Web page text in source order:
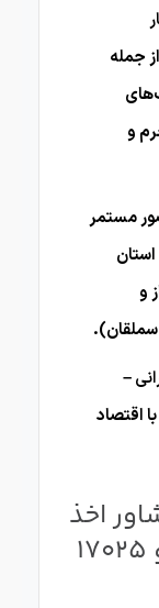
جمله
و
مستمر
و
سملقان).
–
اقتصاد
اخذ
گواهینامه استاندارد ایزو 17025